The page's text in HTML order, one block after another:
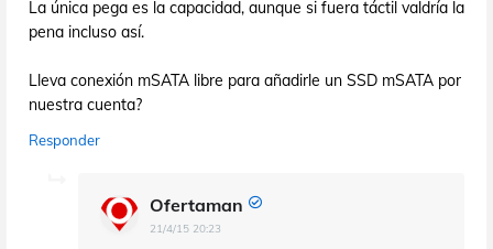
La única pega es la capacidad, aunque si fuera táctil valdría la
pena incluso así.
Lleva conexión mSATA libre para añadirle un SSD mSATA por
nuestra cuenta?
Responder
Ofertaman
21/4/15 20:23